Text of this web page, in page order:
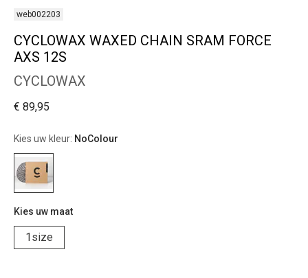
web002203
CYCLOWAX WAXED CHAIN SRAM FORCE
AXS 12S
CYCLOWAX
€ 89,95
Kies uw kleur: NoColour
Kies uw maat
1size